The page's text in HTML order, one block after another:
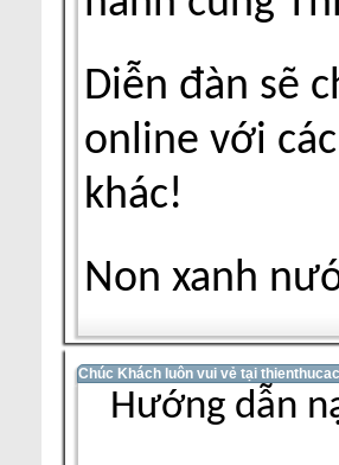
Diễn đàn sẽ
online với
khác!
Non xanh
Chúc Khách luôn vui vẻ tại
Hướng dẫn